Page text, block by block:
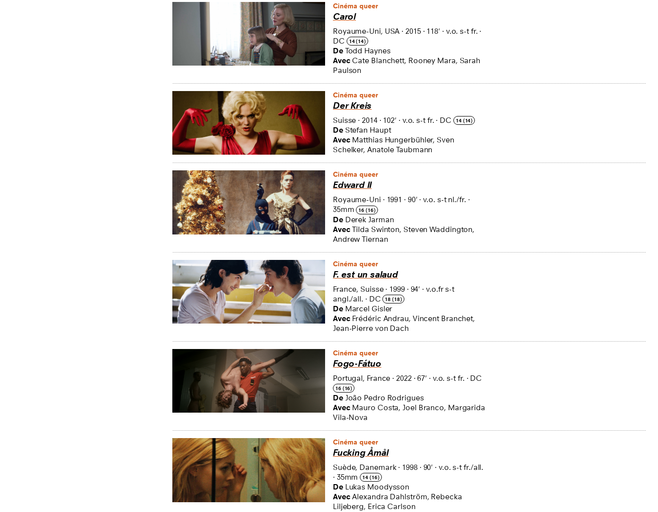
Cinéma queer
Carol
Royaume-Uni, USA · 2015· 118' · v.o. s-t fr. ·
DC
14 (14)
De Todd Haynes
Avec Cate Blanchett, Rooney Mara, Sarah
Paulson
Cinéma queer
Der Kreis
Suisse · 2014· 102' · v.o. s-t fr. · DC 14 (14)
De Stefan Haupt
Avec Matthias Hungerbühler, Sven
Schelker, Anatole Taubmann
Cinéma queer
Edward II
Royaume-Uni · 1991 · 90' ·v.o. s-t nl./fr. ·
35mm
16 (16)
De Derek Jarman
Avec Tilda Swinton, Steven Waddington,
Andrew Tiernan
Cinéma queer
F. est un salaud
France, Suisse· 1999· 94' · v.o.fr s-t
angl./all. · DC 18 (18)
De Marcel Gisler
Avec Frédéric Andrau, Vincent Branchet,
Jean-Pierre von Dach
Cinéma queer
Fogo-Fátuo
Portugal, France · 2022·67' · v.o. s-t fr. · DC
16 (16)
De João Pedro Rodrigues
Avec Mauro Costa, Joel Branco, Margarida
Vila-Nova
Cinéma queer
Fucking Åmål
Suède, Danemark· 1998· 90' · v.o. s-t fr./all.
· 35mm 14 (16)
De Lukas Moodysson
Avec Alexandra Dahlström, Rebecka
Liljeberg, Erica Carlson